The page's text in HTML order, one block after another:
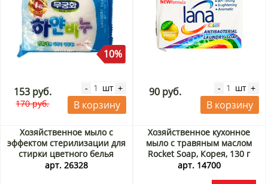
10%
153 руб.
170 руб.
- шт +
В корзину
90 руб. - шт +
В корзину
Хозяйственное мыло с
эффектом стерилизации для
стирки цветного белья
Disinfectants 99% Laundry
арт. 26328
Хозяйственное кухонное
мыло с травяным маслом
Rocket Soap, Корея, 130 г
Акция
арт. 14700